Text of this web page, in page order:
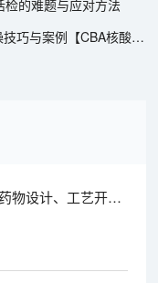
检的难题与应对方法
【CBA核酸论坛系列报道-2】
物设计、工艺开发